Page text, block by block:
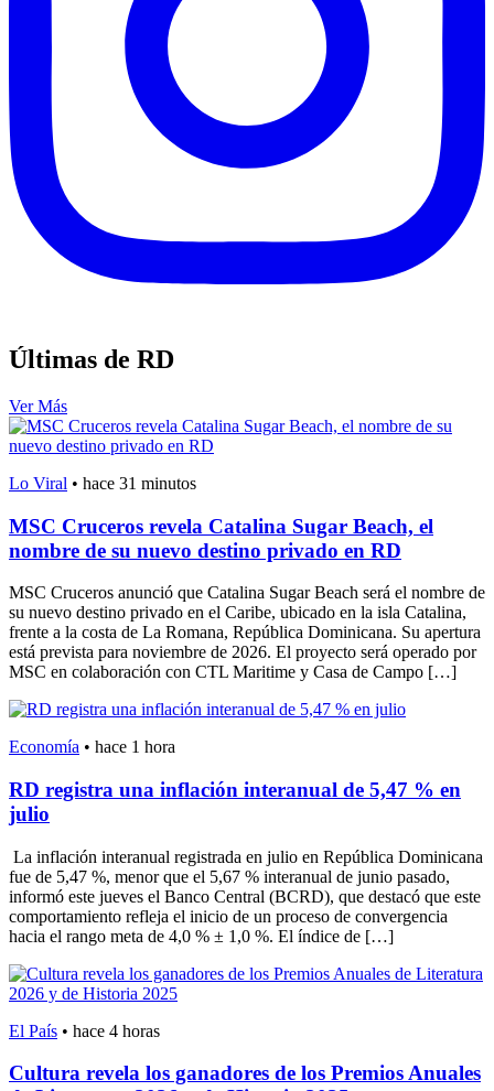
Últimas de RD
Ver Más
Lo Viral • hace 31 minutos
MSC Cruceros revela Catalina Sugar Beach, el
nombre de su nuevo destino privado en RD
MSC Cruceros anunció que Catalina Sugar Beach será el nombre de
su nuevo destino privado en el Caribe, ubicado en la isla Catalina,
frente a la costa de La Romana, República Dominicana. Su apertura
está prevista para noviembre de 2026. El proyecto será operado por
MSC en colaboración con CTL Maritime y Casa de Campo […]
Economía • hace 1 hora
RD registra una inflación interanual de 5,47 % en
julio
La inflación interanual registrada en julio en República Dominicana
fue de 5,47 %, menor que el 5,67 % interanual de junio pasado,
informó este jueves el Banco Central (BCRD), que destacó que este
comportamiento refleja el inicio de un proceso de convergencia
hacia el rango meta de 4,0 % ± 1,0 %. El índice de […]
El País • hace 4 horas
Cultura revela los ganadores de los Premios Anuales